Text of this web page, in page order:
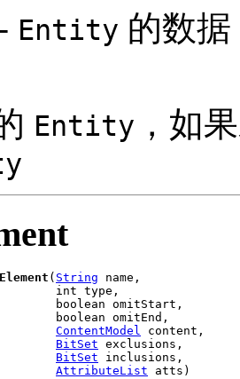
Entity 的数据
Entity ，如
( String name,
int type,
boolean omitStart,
boolean omitEnd,
ContentModel content,
BitSet exclusions,
BitSet inclusions,
AttributeList atts)